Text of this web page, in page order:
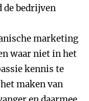
de bedrijven
marketing
waar niet in het
kennis te
maken van